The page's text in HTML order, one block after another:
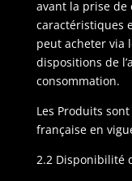
avant la prise de
caractéristiques
peut acheter via
dispositions de
consommation.
Les Produits
française en
2.2 Disponibilité